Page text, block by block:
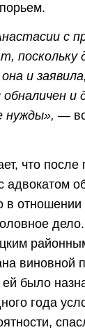
с
поскольку
и
и
нужды», —
что после
адвокатом
отношении
виновной
было
года